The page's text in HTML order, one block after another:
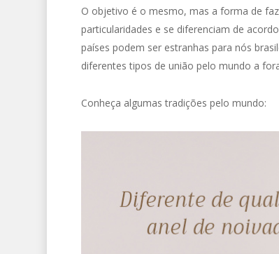
O objetivo é o mesmo, mas a forma de
particularidades e se diferenciam de
países podem ser estranhas para nós
diferentes tipos de união pelo mundo a
Conheça algumas tradições pelo mundo: